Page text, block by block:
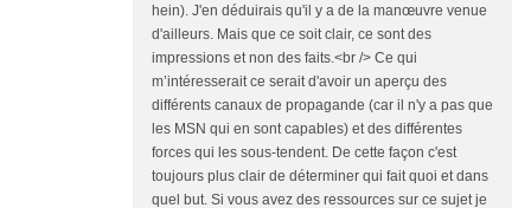
hein). J'en déduirais qu'il y a de la manœuvre venue
d'ailleurs. Mais que ce soit clair, ce sont des
impressions et non des faits.<br /> Ce qui
m’intéresserait ce serait d'avoir un aperçu des
différents canaux de propagande (car il n'y a pas que
les MSN qui en sont capables) et des différentes
forces qui les sous-tendent. De cette façon c'est
toujours plus clair de déterminer qui fait quoi et dans
quel but. Si vous avez des ressources sur ce sujet je